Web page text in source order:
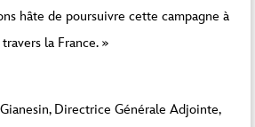
hâte de poursuivre cette campagne à
travers la France. »
Directrice Générale Adjointe,